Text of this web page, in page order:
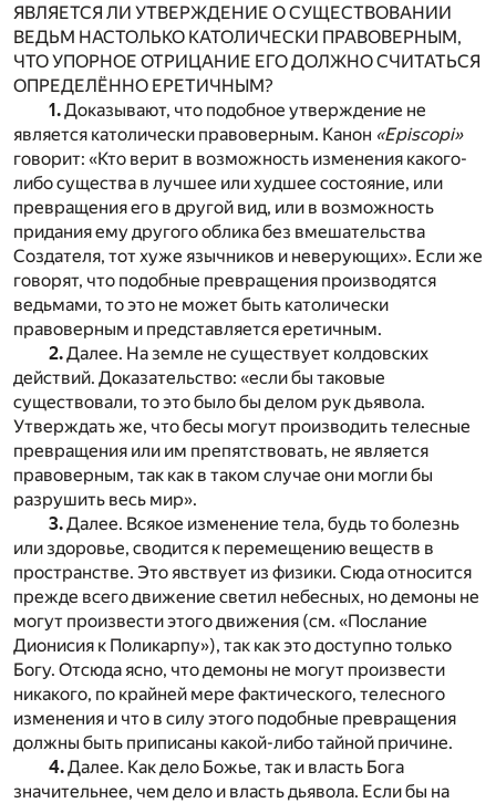
ЯВЛЯЕТСЯ ЛИ УТВЕРЖДЕНИЕ О СУЩЕСТВОВАНИИ
ВЕДЬМ НАСТОЛЬКО КАТОЛИЧЕСКИ ПРАВОВЕРНЫМ,
ЧТО УПОРНОЕ ОТРИЦАНИЕ ЕГО ДОЛЖНО СЧИТАТЬСЯ
ОПРЕДЕЛЁННО ЕРЕТИЧНЫМ?
1.Доказывают, что подобное утверждение не
является католически правоверным. Канон «Episcopi»
говорит: «Кто верит в возможность изменения какого-
либо существа в лучшее или худшее состояние, или
превращения его в другой вид, или в возможность
придания ему другого облика без вмешательства
Создателя, тот хуже язычников и неверующих». Если же
говорят, что подобные превращения производятся
ведьмами, то это не может быть католически
правоверным и представляется еретичным.
2.Далее. На земле не существует колдовских
действий. Доказательство: «если бы таковые
существовали, то это было бы делом рук дьявола.
Утверждать же, что бесы могут производить телесные
превращения или им препятствовать, не является
правоверным, так как в таком случае они могли бы
разрушить весь мир».
3.Далее. Всякое изменение тела, будь то болезнь
или здоровье, сводится к перемещению веществ в
пространстве. Это явствует из физики. Сюда относится
прежде всего движение светил небесных, но демоны не
могут произвести этого движения (см. «Послание
Дионисия к Поликарпу»), так как это доступно только
Богу. Отсюда ясно, что демоны не могут произвести
никакого, по крайней мере фактического, телесного
изменения и что в силу этого подобные превращения
должны быть приписаны какой-либо тайной причине.
4.Далее. Как дело Божье, так и власть Бога
значительнее, чем дело и власть дьявола. Если бы на